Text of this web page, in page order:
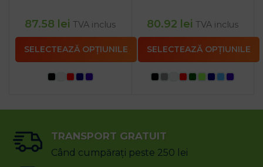
87.58 lei TVA inclus
SELECTEAZĂ OPȚIUNILE
80.92 lei TVA inclus
SELECTEAZĂ OPȚIUNILE
TRANSPORT GRATUIT
Când cumpărați peste 250 lei